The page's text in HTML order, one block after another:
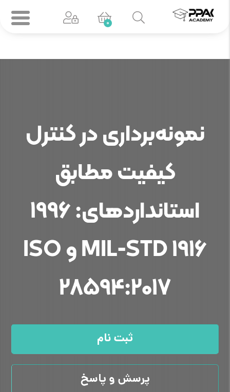
0
نمونه‌برداری در کنترل
کیفیت مطابق
استانداردهای: 1996
MIL-STD 1916 و ISO
28594:2017
ثبت نام
پرسش و پاسخ